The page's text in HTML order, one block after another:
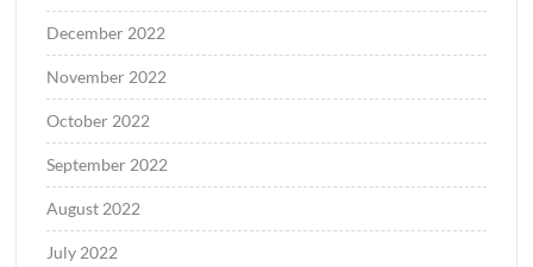
December 2022
November 2022
October 2022
September 2022
August 2022
July 2022